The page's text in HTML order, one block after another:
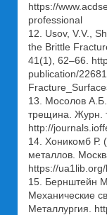
https://
professional
12. Usov, V.V.,
the Brittle
41(1), 62–66.
publication/
13. Мосолов
трещина. Журн.
http://
14. Хоникомб Р.
металлов.
https://
15. Бернштейн
Механические
Металлургия.